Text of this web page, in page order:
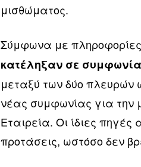
μισθώματος.
Σύμφωνα με
κατέληξαν σε
μεταξύ των δύο πλευρών
νέας συμφωνίας για την
Εταιρεία. Οι ίδιες
προτάσεις, ωστόσο δεν